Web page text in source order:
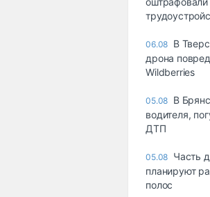
06.08 В
дрона
Wildberries
05.08 В
водителя,
ДТП
05.08 Часть
планируют
полос